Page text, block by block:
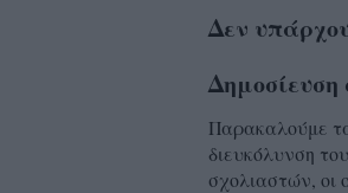
Δεν
Δημοσίευση
Παρακαλούμε
διευκόλυνση
σχολιαστών, οι